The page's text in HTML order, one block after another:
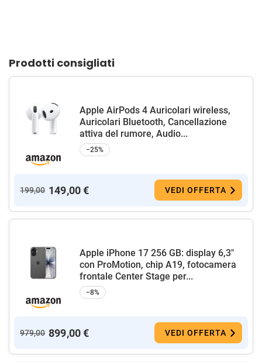
Prodotti consigliati
Apple AirPods 4 Auricolari wireless,
Auricolari Bluetooth, Cancellazione
attiva del rumore, Audio...
−25%
199,00 149,00 € VEDI OFFERTA
Apple iPhone 17 256 GB: display 6,3"
con ProMotion, chip A19, fotocamera
frontale Center Stage per...
−8%
979,00 899,00 € VEDI OFFERTA